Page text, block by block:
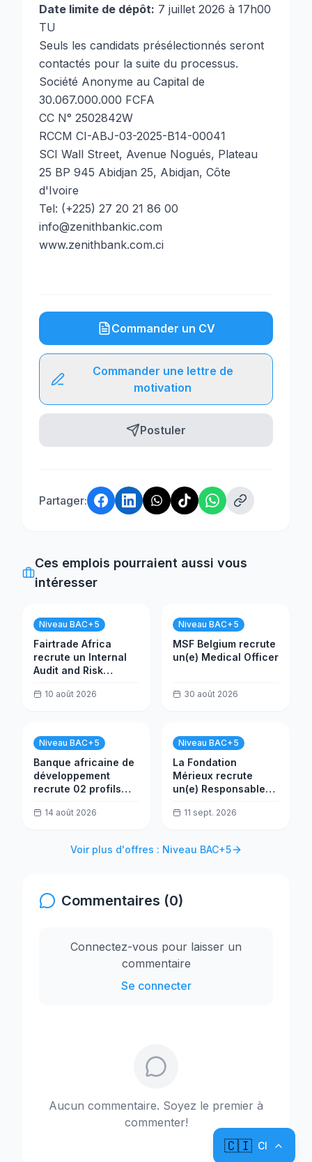
Date limite de dépôt: 7 juillet 2026 à 17h00
TU
Seuls les candidats présélectionnés seront
contactés pour la suite du processus.
Société Anonyme au Capital de
30.067.000.000 FCFA
CC N° 2502842W
RCCM CI-ABJ-03-2025-B14-00041
SCI Wall Street, Avenue Nogués, Plateau
25 BP 945 Abidjan 25, Abidjan, Côte
d'Ivoire
Tel: (+225) 27 20 21 86 00
info@zenithbankic.com
www.zenithbank.com.ci
Commander un CV
Commander une lettre de
motivation
Postuler
Partager:
Ces emplois pourraient aussi vous
intéresser
Niveau BAC+5
Fairtrade Africa
recrute un Internal
Audit and Risk
10 août 2026
Niveau BAC+5
MSF Belgium recrute
un(e) Medical Officer
30 août 2026
Niveau BAC+5
Banque africaine de
développement
recrute 02 profils
IA et Développeur de
14 août 2026
Niveau BAC+5
La Fondation
Mérieux recrute
un(e) Responsable
PROALAB
11 sept. 2026
Voir plus d'offres : Niveau BAC+5
Commentaires (0)
Connectez-vous pour laisser un
commentaire
Se connecter
Aucun commentaire. Soyez le premier à
commenter!
🇨🇮 CI